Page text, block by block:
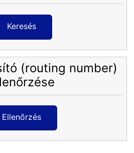
Keresés
(routing number)
Ellenőrzés